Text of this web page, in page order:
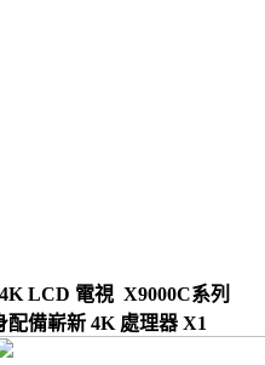
LCD 電視 X9000C系列
備嶄新 4K 處理器 X1